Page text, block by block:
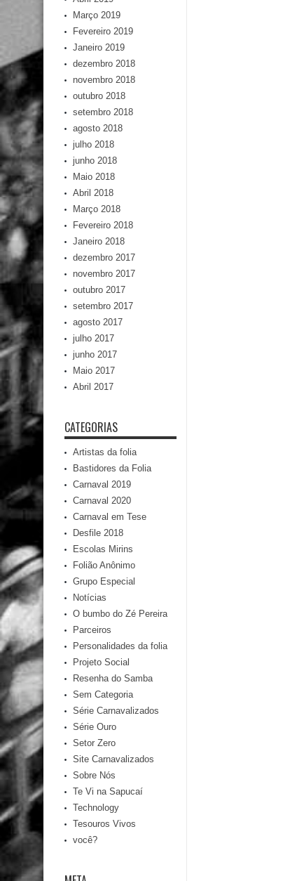
Março 2019
Fevereiro 2019
Janeiro 2019
dezembro 2018
novembro 2018
outubro 2018
setembro 2018
agosto 2018
julho 2018
junho 2018
Maio 2018
Abril 2018
Março 2018
Fevereiro 2018
Janeiro 2018
dezembro 2017
novembro 2017
outubro 2017
setembro 2017
agosto 2017
julho 2017
junho 2017
Maio 2017
Abril 2017
CATEGORIAS
Artistas da folia
Bastidores da Folia
Carnaval 2019
Carnaval 2020
Carnaval em Tese
Desfile 2018
Escolas Mirins
Folião Anônimo
Grupo Especial
Notícias
O bumbo do Zé Pereira
Parceiros
Personalidades da folia
Projeto Social
Resenha do Samba
Sem Categoria
Série Carnavalizados
Série Ouro
Setor Zero
Site Carnavalizados
Sobre Nós
Te Vi na Sapucaí
Technology
Tesouros Vivos
você?